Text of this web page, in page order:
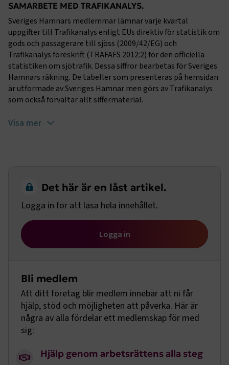
SAMARBETE MED TRAFIKANALYS.
Sveriges Hamnars medlemmar lämnar varje kvartal
uppgifter till Trafikanalys enligt EUs direktiv för statistik om
gods och passagerare till sjöss (2009/42/EG) och
Trafikanalys föreskrift (TRAFAFS 2012:2) för den officiella
statistiken om sjötrafik. Dessa siffror bearbetas för Sveriges
Hamnars räkning. De tabeller som presenteras på hemsidan
är utformade av Sveriges Hamnar men görs av Trafikanalys
som också förvaltar allt siffermaterial.
Visa mer
Det här är en låst artikel.
Logga in för att läsa hela innehållet.
Logga in
Bli medlem
Att ditt företag blir medlem innebär att ni får
hjälp, stöd och möjligheten att påverka. Här är
några av alla fördelar ett medlemskap för med
sig:
Hjälp genom arbetsrättens alla steg